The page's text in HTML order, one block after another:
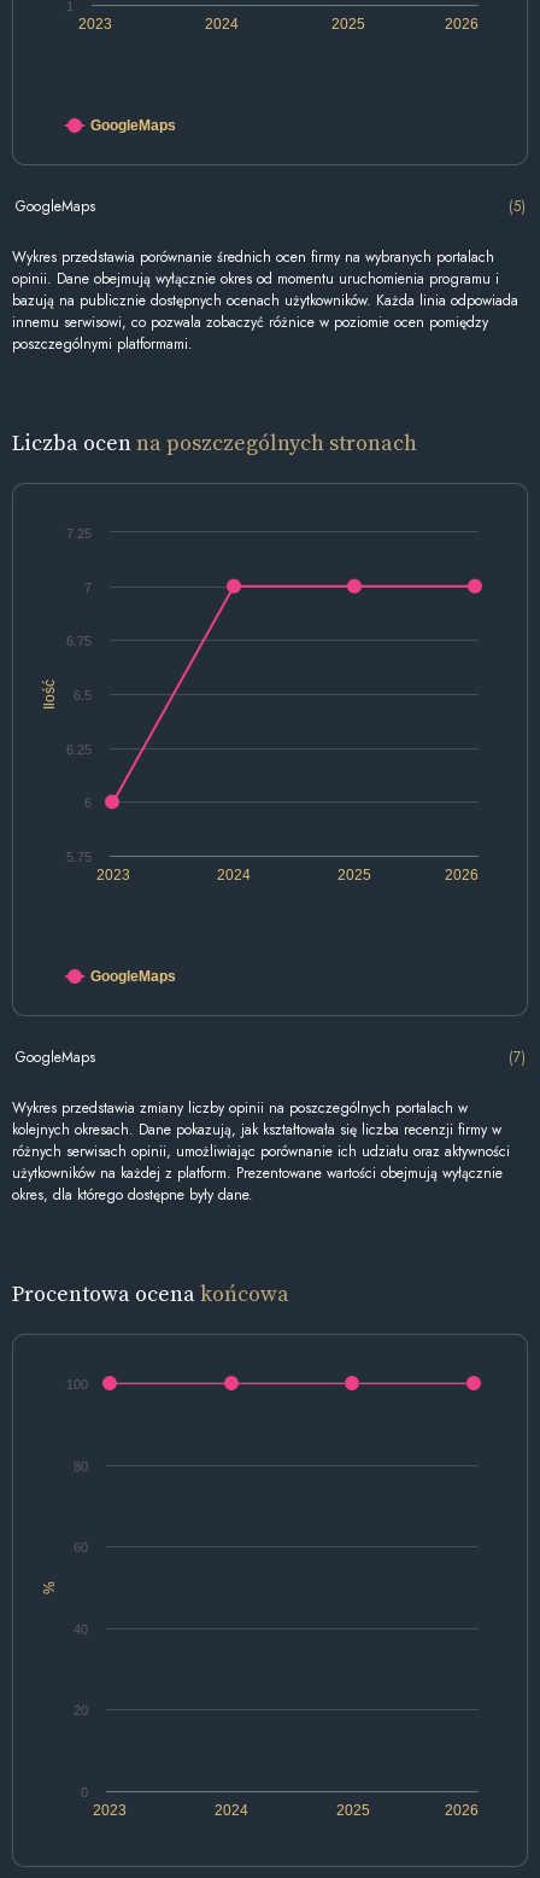
2024 2026
2023 2025
1
GoogleMaps
GoogleMaps (5)
Wykres przedstawia porównanie średnich ocen firmy na wybranych portalach
opinii. Dane obejmują wyłącznie okres od momentu uruchomienia programu i
bazują na publicznie dostępnych ocenach użytkowników. Każda linia odpowiada
innemu serwisowi, co pozwala zobaczyć różnice w poziomie ocen pomiędzy
poszczególnymi platformami.
Liczba ocenna poszczególnych stronach
Ilość
2024 2026
2023 2025
5.75
6
6.25
6.5
6.75
7
7.25
GoogleMaps
GoogleMaps (7)
Wykres przedstawia zmiany liczby opinii na poszczególnych portalach w
kolejnych okresach. Dane pokazują, jak kształtowała się liczba recenzji firmy w
różnych serwisach opinii, umożliwiając porównanie ich udziału oraz aktywności
użytkowników na każdej z platform. Prezentowane wartości obejmują wyłącznie
okres, dla którego dostępne były dane.
Procentowa ocenakońcowa
%
2024 2026
2023 2025
0
20
40
60
80
100